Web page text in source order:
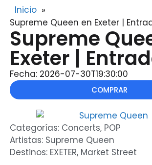
Inicio »
Supreme Queen en Exeter |
Supreme
Exeter |
Fecha: 2026-07-30T19:30:00
COMPRAR
Categorías: Concerts, POP
Artistas: Supreme Queen
Destinos: EXETER, Market Street